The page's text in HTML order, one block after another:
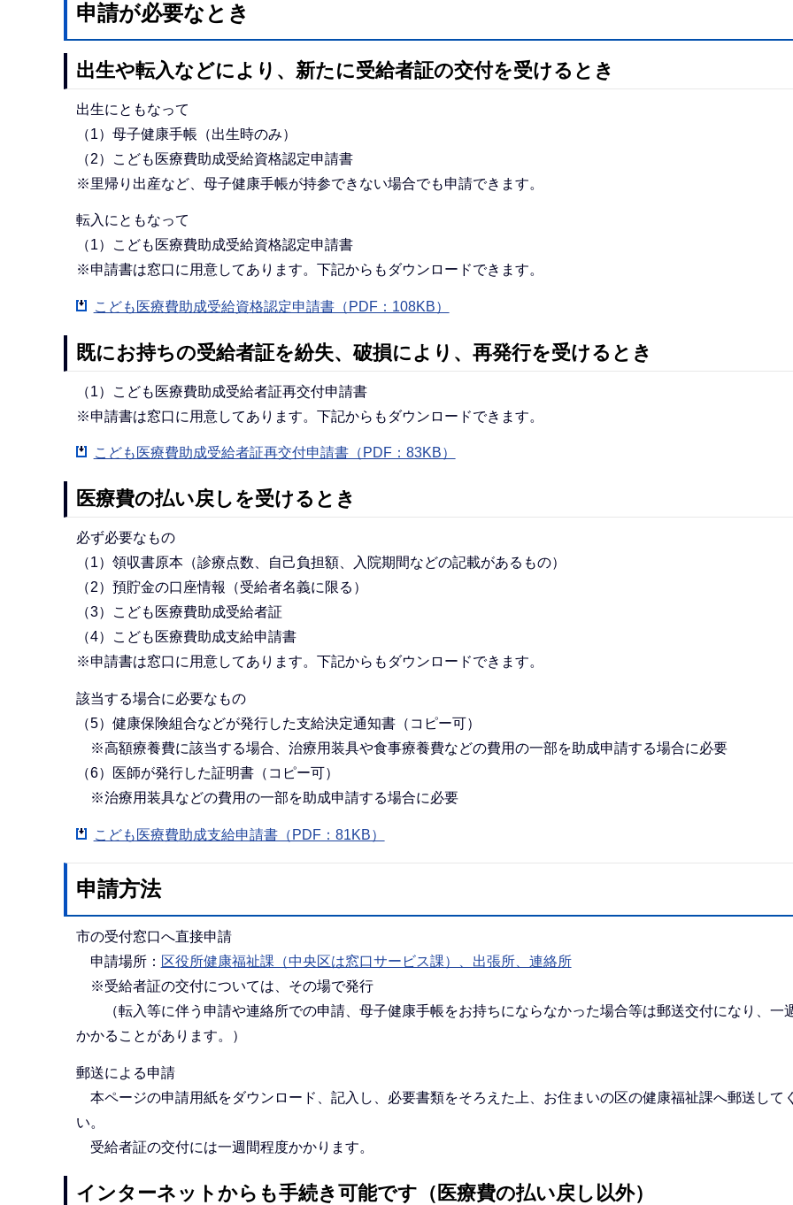
申請が必要なとき
出生や転入などにより、新たに受給者証の交付を受けるとき
出生にともなって
（1）母子健康手帳（出生時のみ）
（2）こども医療費助成受給資格認定申請書
※里帰り出産など、母子健康手帳が持参できない場合でも申請できます。
転入にともなって
（1）こども医療費助成受給資格認定申請書
※申請書は窓口に用意してあります。下記からもダウンロードできます。
こども医療費助成受給資格認定申請書（PDF：108KB）
既にお持ちの受給者証を紛失、破損により、再発行を受けるとき
（1）こども医療費助成受給者証再交付申請書
※申請書は窓口に用意してあります。下記からもダウンロードできます。
こども医療費助成受給者証再交付申請書（PDF：83KB）
医療費の払い戻しを受けるとき
必ず必要なもの
（1）領収書原本（診療点数、自己負担額、入院期間などの記載があるもの）
（2）預貯金の口座情報（受給者名義に限る）
（3）こども医療費助成受給者証
（4）こども医療費助成支給申請書
※申請書は窓口に用意してあります。下記からもダウンロードできます。
該当する場合に必要なもの
（5）健康保険組合などが発行した支給決定通知書（コピー可）
※高額療養費に該当する場合、治療用装具や食事療養費などの費用の一部を助成申請する場合に必要
（6）医師が発行した証明書（コピー可）
※治療用装具などの費用の一部を助成申請する場合に必要
こども医療費助成支給申請書（PDF：81KB）
申請方法
市の受付窓口へ直接申請
申請場所： 区役所健康福祉課（中央区は窓口サービス課）、出張所、連絡所
※受給者証の交付については、その場で発行
（転入等に伴う申請や連絡所での申請、母子健康手帳をお持ちにならなかった場合等は郵送交付になり、一
かかることがあります。）
郵送による申請
本ページの申請用紙をダウンロード、記入し、必要書類をそろえた上、お住まいの区の健康福祉課へ郵送して
い。
受給者証の交付には一週間程度かかります。
インターネットからも手続き可能です（医療費の払い戻し以外）